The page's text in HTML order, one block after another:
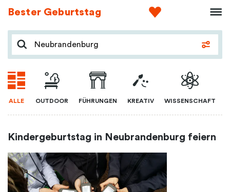
Bester Geburtstag
ALLE OUTDOOR FÜHRUNGEN KREATIV WISSENSCHAFT
Kindergeburtstag in Neubrandenburg feiern